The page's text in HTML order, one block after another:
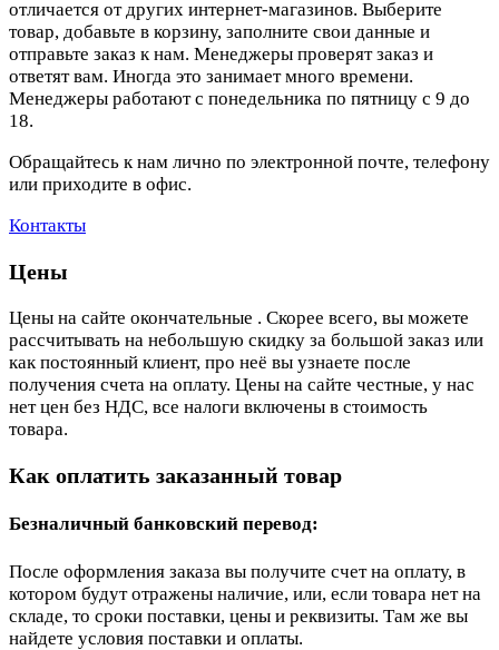
отличается от других интернет-магазинов. Выберите
товар, добавьте в корзину, заполните свои данные и
отправьте заказ к нам. Менеджеры проверят заказ и
ответят вам. Иногда это занимает много времени.
Менеджеры работают с понедельника по пятницу с 9 до
18.
Обращайтесь к нам лично по электронной почте, телефону
или приходите в офис.
Контакты
Цены
Цены на сайте окончательные . Скорее всего, вы можете
рассчитывать на небольшую скидку за большой заказ или
как постоянный клиент, про неё вы узнаете после
получения счета на оплату. Цены на сайте честные, у нас
нет цен без НДС, все налоги включены в стоимость
товара.
Как оплатить заказанный товар
Безналичный банковский перевод:
После оформления заказа вы получите счет на оплату, в
котором будут отражены наличие, или, если товара нет на
складе, то сроки поставки, цены и реквизиты. Там же вы
найдете условия поставки и оплаты.